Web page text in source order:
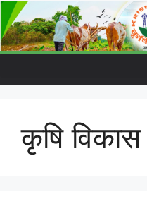
कृषि विकास